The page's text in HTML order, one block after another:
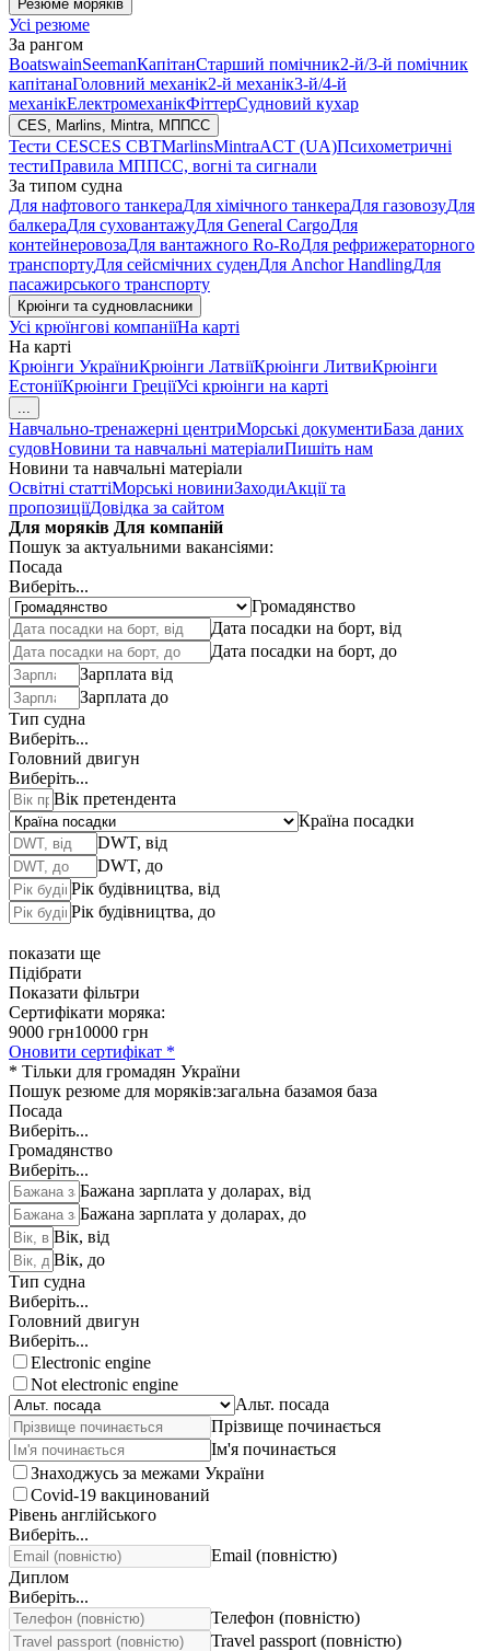
Резюме моряків
Усі резюме
За рангом
BoatswainSeemanКапітанСтарший помічник2-й/3-й помічник
капітанаГоловний механік2-й механік3-й/4-й
механікЕлектромеханікФіттерСудновий кухар
CES, Marlins, Mintra, МППСС
Тести CESCES CBTMarlinsMintraACT (UA)Психометричні
тестиПравила МППСС, вогні та сигнали
За типом судна
Для нафтового танкераДля хімічного танкераДля газовозуДля
балкераДля суховантажуДля General CargoДля
контейнеровозаДля вантажного Ro-RoДля рефрижераторного
транспортуДля сейсмічних суденДля Anchor HandlingДля
пасажирського транспорту
Крюінги та судновласники
Усі крюїнгові компаніїНа карті
На карті
Крюінги УкраїниКрюінги ЛатвіїКрюінги ЛитвиКрюінги
ЕстоніїКрюінги ГреціїУсі крюінги на карті
...
Навчально-тренажерні центриМорські документиБаза даних
судовНовини та навчальні матеріалиПишіть нам
Новини та навчальні матеріали
Освітні статтіМорські новиниЗаходиАкції та
пропозиціїДовідка за сайтом
Для моряків Для компаній
Пошук за актуальними вакансіями:
Посада
Виберіть...
Громадянство
Дата посадки на борт, від
Дата посадки на борт, до
Зарплата від
Зарплата до
Тип судна
Виберіть...
Головний двигун
Виберіть...
Вік претендента
Країна посадки
DWT, від
DWT, до
Рік будівництва, від
Рік будівництва, до
показати ще
Підібрати
Показати фільтри
Сертифікати моряка:
9000 грн10000 грн
Оновити сертифікат *
* Тільки для громадян України
Пошук резюме для моряків:загальна базамоя база
Посада
Виберіть...
Громадянство
Виберіть...
Бажана зарплата у доларах, від
Бажана зарплата у доларах, до
Вік, від
Вік, до
Тип судна
Виберіть...
Головний двигун
Виберіть...
Electronic engine
Not electronic engine
Альт. посада
Прізвище починається
Ім'я починається
Знаходжусь за межами України
Covid-19 вакцинований
Рівень англійського
Виберіть...
Email (повністю)
Диплом
Виберіть...
Телефон (повністю)
Travel passport (повністю)